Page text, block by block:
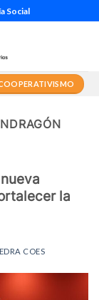
Social
la
COES